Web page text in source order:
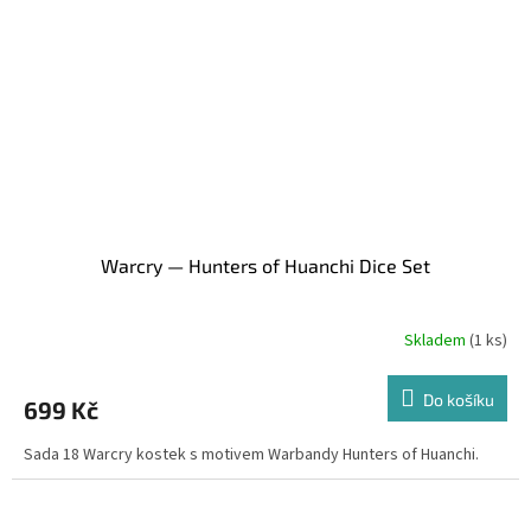
Warcry — Hunters of Huanchi Dice Set
Skladem (1 ks)
699 Kč Do košíku
Sada 18 Warcry kostek s motivem Warbandy Hunters of Huanchi.